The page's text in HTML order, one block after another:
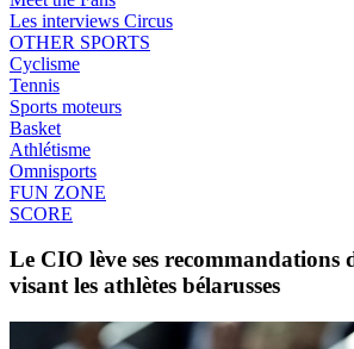
Les interviews Circus
OTHER SPORTS
Cyclisme
Tennis
Sports moteurs
Basket
Athlétisme
Omnisports
FUN ZONE
SCORE
Le CIO lève ses recommandations
visant les athlètes bélarusses